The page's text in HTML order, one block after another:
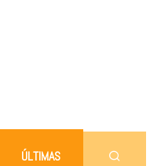
ÚLTIMAS